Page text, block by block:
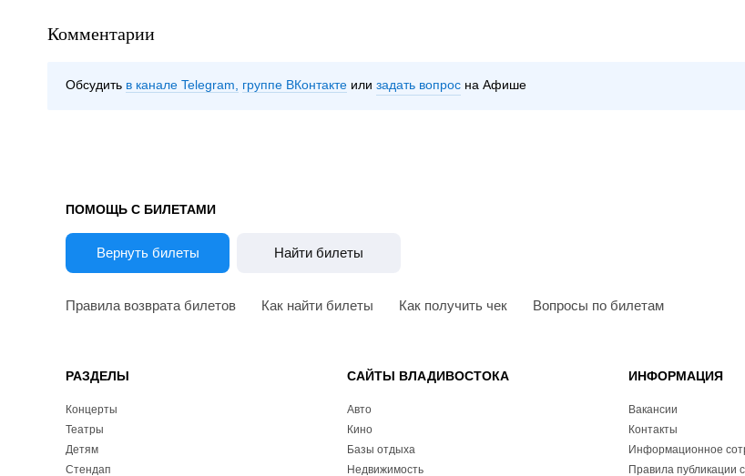
Комментарии
Обсудить в канале Telegram группе ВКонтакте задать вопрос на Афише
ПОМОЩЬ С БИЛЕТАМИ
Вернуть билеты Найти билеты
Правила возврата билетов Как найти билеты Как получить чек Вопросы по билетам
РАЗДЕЛЫ
Концерты
Театры
Детям
Стендап
САЙТЫ ВЛАДИВОСТОКА
Авто
Кино
Базы отдыха
Недвижимость
ИНФОРМАЦИЯ
Вакансии
Контакты
Информационное
Правила